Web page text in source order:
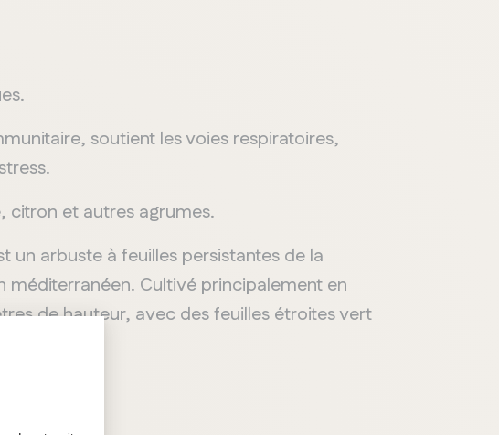
soutient les voies respiratoires,
citron et autres agrumes.
un arbuste à feuilles persistantes de la
méditerranéen. Cultivé principalement en
de hauteur, avec des feuilles étroites vert